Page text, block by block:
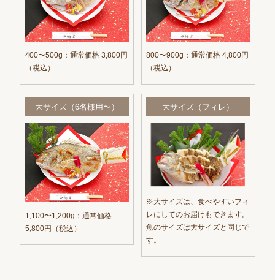
400〜500g：通常価格 3,800円
（税込）
800〜900g：通常価格 4,800円
（税込）
大サイズ（6名様用〜）
1,100〜1,200g：通常価格
5,800円（税込）
大サイズ（フィレ）
※大サイズは、食べやすいフィ
レにしてのお届けもできます。
魚のサイズは大サイズと同じで
す。